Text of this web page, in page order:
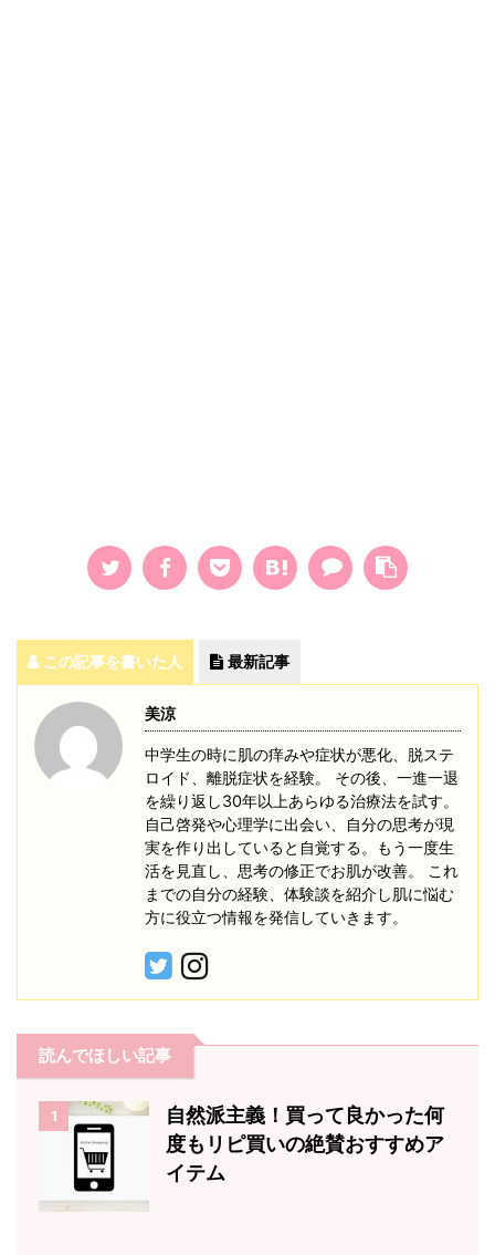
この記事を書いた人 最新記事
美涼
中学生の時に肌の痒みや症状が悪化、脱ステ
ロイド、離脱症状を経験。 その後、一進一退
を繰り返し30年以上あらゆる治療法を試す。
自己啓発や心理学に出会い、自分の思考が現
実を作り出していると自覚する。もう一度生
活を見直し、思考の修正でお肌が改善。 これ
までの自分の経験、体験談を紹介し肌に悩む
方に役立つ情報を発信していきます。
読んでほしい記事
1
自然派主義！買って良かった何
度もリピ買いの絶賛おすすめア
イテム